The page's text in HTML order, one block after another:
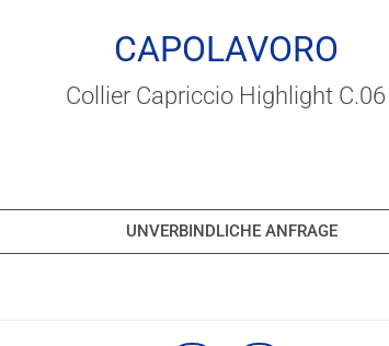
CAPOLAVORO
Collier Capriccio Highlight C.06
UNVERBINDLICHE ANFRAGE